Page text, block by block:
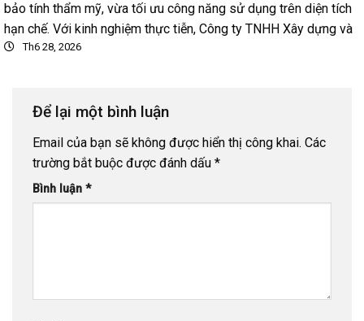
bảo tính thẩm mỹ, vừa tối ưu công năng sử dụng trên diện tích
hạn chế. Với kinh nghiệm thực tiễn, Công ty TNHH Xây dựng và
Th6 28, 2026
Để lại một bình luận
Email của bạn sẽ không được hiển thị công khai. Các
trường bắt buộc được đánh dấu *
Bình luận *